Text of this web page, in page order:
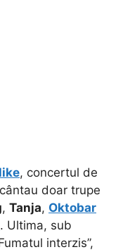
, concertul de
doar trupe
, Tanja, Oktobar
. Ultima, sub
interzis”,